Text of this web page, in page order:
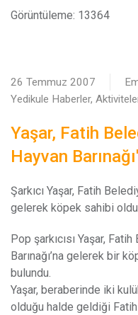
Görüntüleme: 13364
26 Temmuz 2007
Yedikule Haberler,
Yaşar, Fatih
Hayvan
Şarkıcı Yaşar, Fatih
gelerek köpek sahibi
Pop şarkıcısı Yaşar,
Barınağı’na gelerek bir
bulundu.
Yaşar, beraberinde iki
olduğu halde geldiği Fatih